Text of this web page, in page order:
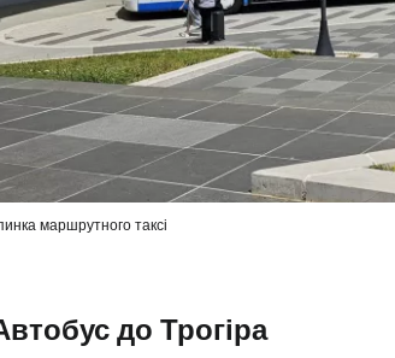
маршрутного таксі
до Трогіра